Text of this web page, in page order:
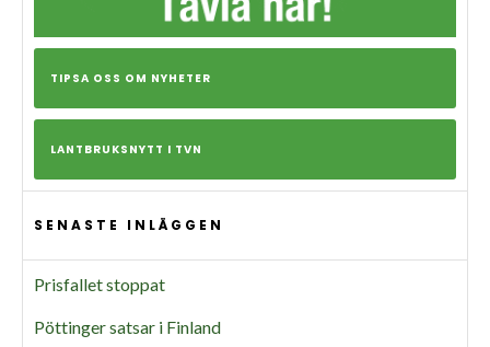
TIPSA OSS OM NYHETER
LANTBRUKSNYTT I TVN
SENASTE INLÄGGEN
Prisfallet stoppat
Pöttinger satsar i Finland